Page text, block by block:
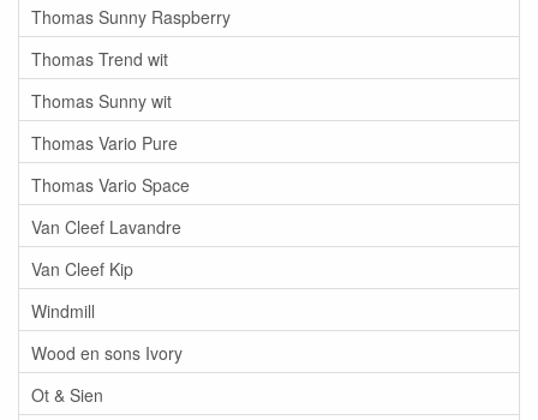
Thomas Sunny Raspberry
Thomas Trend wit
Thomas Sunny wit
Thomas Vario Pure
Thomas Vario Space
Van Cleef Lavandre
Van Cleef Kip
Windmill
Wood en sons Ivory
Ot & Sien